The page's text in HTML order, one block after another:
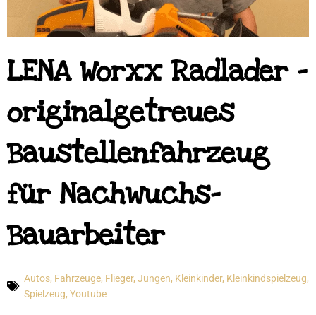
LENA Worxx Radlader –
originalgetreues
Baustellenfahrzeug
für Nachwuchs-
Bauarbeiter
Autos, Fahrzeuge, Flieger, Jungen, Kleinkinder, Kleinkindspielzeug,
Spielzeug, Youtube